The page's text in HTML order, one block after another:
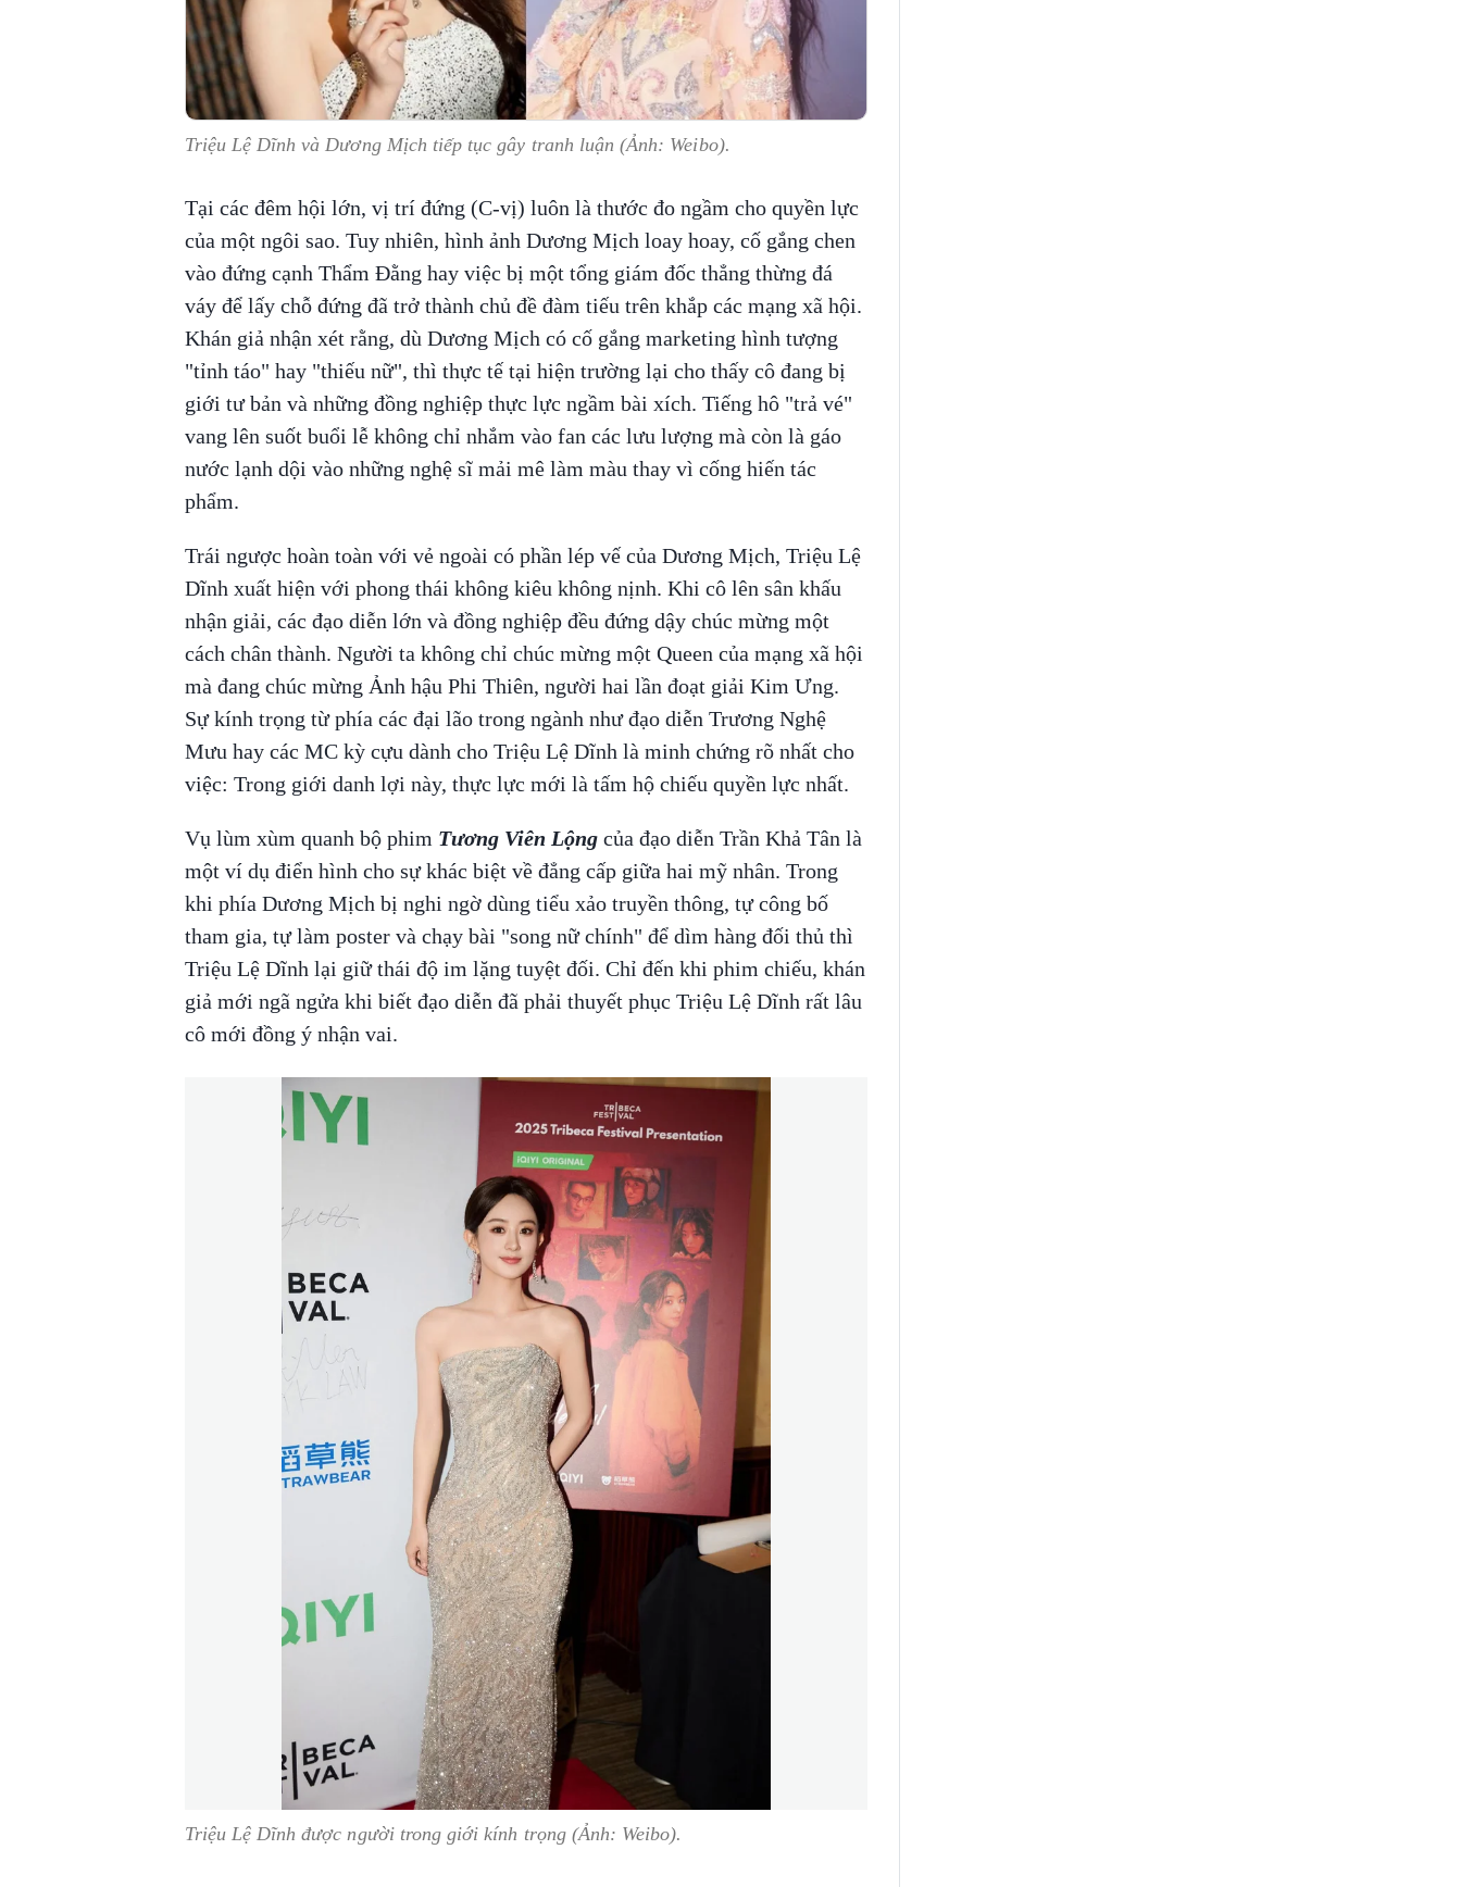
Triệu Lệ Dĩnh và Dương Mịch tiếp tục gây tranh luận (Ảnh: Weibo).
Tại các đêm hội lớn, vị trí đứng (C-vị) luôn là thước đo ngầm cho quyền lực
của một ngôi sao. Tuy nhiên, hình ảnh Dương Mịch loay hoay, cố gắng chen
vào đứng cạnh Thẩm Đằng hay việc bị một tổng giám đốc thẳng thừng đá
váy để lấy chỗ đứng đã trở thành chủ đề đàm tiếu trên khắp các mạng xã hội.
Khán giả nhận xét rằng, dù Dương Mịch có cố gắng marketing hình tượng
"tỉnh táo" hay "thiếu nữ", thì thực tế tại hiện trường lại cho thấy cô đang bị
giới tư bản và những đồng nghiệp thực lực ngầm bài xích. Tiếng hô "trả vé"
vang lên suốt buổi lễ không chỉ nhắm vào fan các lưu lượng mà còn là gáo
nước lạnh dội vào những nghệ sĩ mải mê làm màu thay vì cống hiến tác
phẩm.
Trái ngược hoàn toàn với vẻ ngoài có phần lép vế của Dương Mịch, Triệu Lệ
Dĩnh xuất hiện với phong thái không kiêu không nịnh. Khi cô lên sân khấu
nhận giải, các đạo diễn lớn và đồng nghiệp đều đứng dậy chúc mừng một
cách chân thành. Người ta không chỉ chúc mừng một Queen của mạng xã hội
mà đang chúc mừng Ảnh hậu Phi Thiên, người hai lần đoạt giải Kim Ưng.
Sự kính trọng từ phía các đại lão trong ngành như đạo diễn Trương Nghệ
Mưu hay các MC kỳ cựu dành cho Triệu Lệ Dĩnh là minh chứng rõ nhất cho
việc: Trong giới danh lợi này, thực lực mới là tấm hộ chiếu quyền lực nhất.
Vụ lùm xùm quanh bộ phim Tương Viên Lộngcủa đạo diễn Trần Khả Tân là
một ví dụ điển hình cho sự khác biệt về đẳng cấp giữa hai mỹ nhân. Trong
khi phía Dương Mịch bị nghi ngờ dùng tiểu xảo truyền thông, tự công bố
tham gia, tự làm poster và chạy bài "song nữ chính" để dìm hàng đối thủ thì
Triệu Lệ Dĩnh lại giữ thái độ im lặng tuyệt đối. Chỉ đến khi phim chiếu, khán
giả mới ngã ngửa khi biết đạo diễn đã phải thuyết phục Triệu Lệ Dĩnh rất lâu
cô mới đồng ý nhận vai.
Triệu Lệ Dĩnh được người trong giới kính trọng (Ảnh: Weibo).